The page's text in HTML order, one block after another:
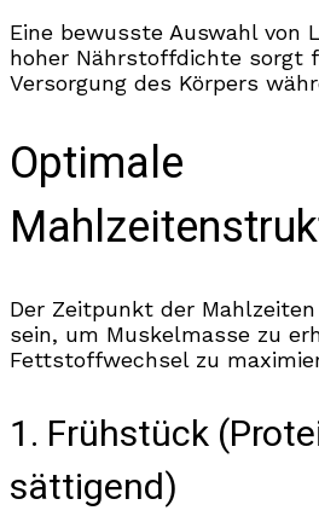
Eine bewusste Auswahl von
hoher Nährstoffdichte sorgt
Versorgung des Körpers
Optimale
Der Zeitpunkt der
sein, um Muskelmasse zu
Fettstoffwechsel zu
1. Frühstück
sättigend)